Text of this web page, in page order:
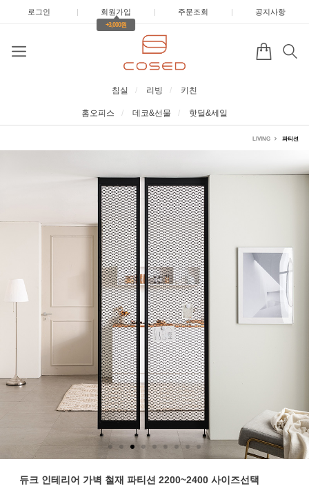
로그인 | 회원가입 |
+3,000원
주문조회 | 공지사항
침실 리빙 키친
홈오피스 데코&선물 핫딜&세일
LIVING 파티션
듀크 인테리어 가벽 철재 파티션 2200~2400 사이즈선택